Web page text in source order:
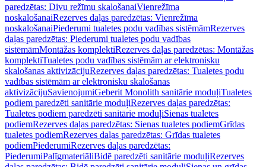
paredzētas: Divu režīmu skalošanaiVienrežīma
noskalošanaiRezerves daļas paredzētas: Vienrežīma
noskalošanaiPiederumi tualetes podu vadības sistēmāmRezerves
daļas paredzētas: Piederumi tualetes podu vadības
sistēmāmMontāžas komplektiRezerves daļas paredzētas: Montāžas
komplektiTualetes podu vadības sistēmām ar elektronisku
skalošanas aktivizācijuRezerves daļas paredzētas: Tualetes podu
vadības sistēmām ar elektronisku skalošanas
aktivizācijuSavienojumiGeberit Monolith sanitārie moduļiTualetes
podiem paredzēti sanitārie moduļiRezerves daļas paredzētas:
Tualetes podiem paredzēti sanitārie moduļiSienas tualetes
podiemRezerves daļas paredzētas: Sienas tualetes podiemGrīdas
tualetes podiemRezerves daļas paredzētas: Grīdas tualetes
podiemPiederumiRezerves daļas paredzētas:
PiederumiPalīgmateriāliBidē paredzēti sanitārie moduļiRezerves